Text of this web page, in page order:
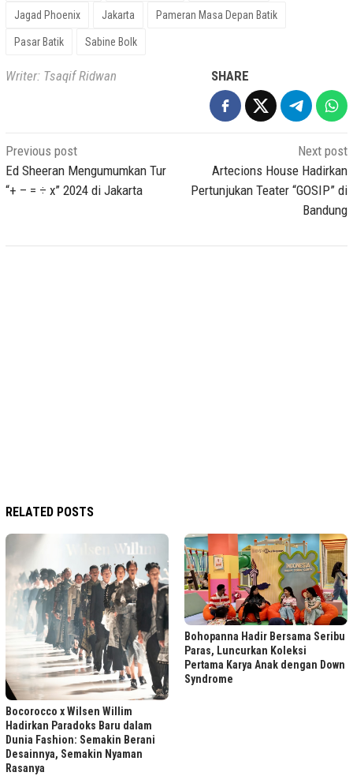
Jagad Phoenix Jakarta Pameran Masa Depan Batik
Pasar Batik Sabine Bolk
Writer: Tsaqif Ridwan SHARE
Post
navigation
Previous post
Ed Sheeran Mengumumkan Tur
“+ – = ÷ x” 2024 di Jakarta
Next post
Artecions House Hadirkan
Pertunjukan Teater “GOSIP” di
Bandung
RELATED POSTS
Bocorocco x Wilsen Willim
Hadirkan Paradoks Baru dalam
Dunia Fashion: Semakin Berani
Desainnya, Semakin Nyaman
Rasanya
Bohopanna Hadir Bersama Seribu
Paras, Luncurkan Koleksi
Pertama Karya Anak dengan Down
Syndrome